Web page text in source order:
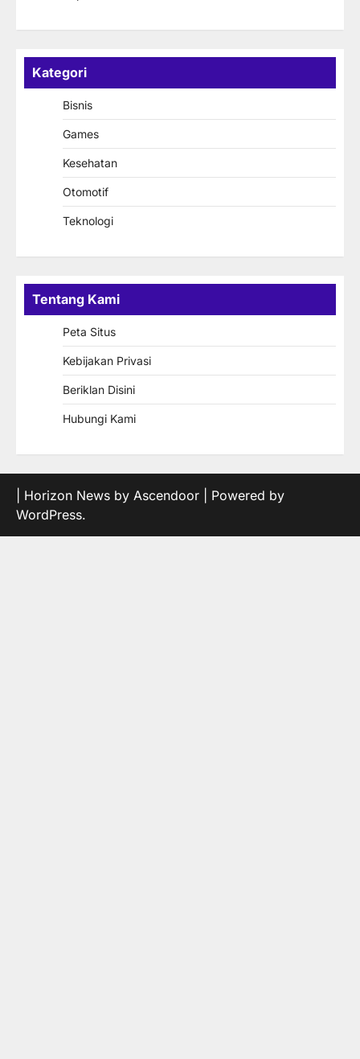
Kategori
Bisnis
Games
Kesehatan
Otomotif
Teknologi
Tentang Kami
Peta Situs
Kebijakan Privasi
Beriklan Disini
Hubungi Kami
| Horizon News by Ascendoor | Powered by
WordPress.